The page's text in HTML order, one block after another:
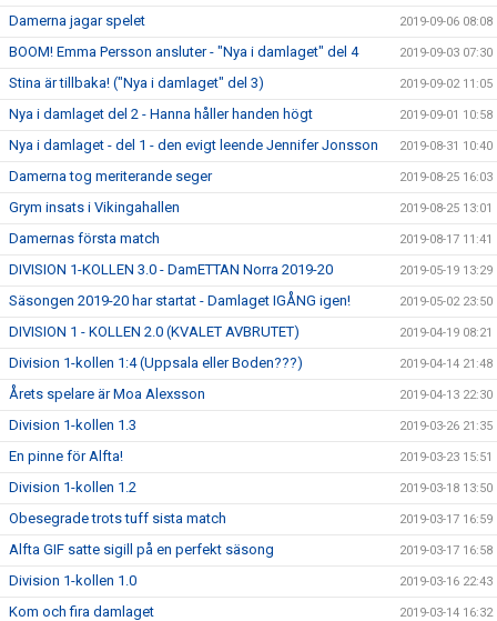
Damerna jagar spelet 2019-09-06 08:08
BOOM! Emma Persson ansluter - "Nya i damlaget" del 4 2019-09-03 07:30
Stina är tillbaka! ("Nya i damlaget" del 3) 2019-09-02 11:05
Nya i damlaget del 2 - Hanna håller handen högt 2019-09-01 10:58
Nya i damlaget - del 1 - den evigt leende Jennifer Jonsson 2019-08-31 10:40
Damerna tog meriterande seger 2019-08-25 16:03
Grym insats i Vikingahallen 2019-08-25 13:01
Damernas första match 2019-08-17 11:41
DIVISION 1-KOLLEN 3.0 - DamETTAN Norra 2019-20 2019-05-19 13:29
Säsongen 2019-20 har startat - Damlaget IGÅNG igen! 2019-05-02 23:50
DIVISION 1 - KOLLEN 2.0 (KVALET AVBRUTET) 2019-04-19 08:21
Division 1-kollen 1:4 (Uppsala eller Boden???) 2019-04-14 21:48
Årets spelare är Moa Alexsson 2019-04-13 22:30
Division 1-kollen 1.3 2019-03-26 21:35
En pinne för Alfta! 2019-03-23 15:51
Division 1-kollen 1.2 2019-03-18 13:50
Obesegrade trots tuff sista match 2019-03-17 16:59
Alfta GIF satte sigill på en perfekt säsong 2019-03-17 16:58
Division 1-kollen 1.0 2019-03-16 22:43
Kom och fira damlaget 2019-03-14 16:32